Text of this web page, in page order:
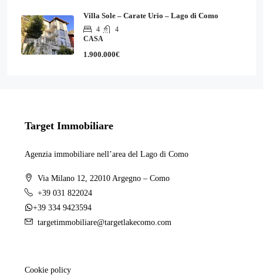
Villa Sole – Carate Urio – Lago di Como
4
4
CASA
1.900.000€
Target Immobiliare
Agenzia immobiliare nell’area del Lago di Como
Via Milano 12, 22010 Argegno – Como
+39 031 822024
+39 334 9423594
targetimmobiliare@targetlakecomo.com
Cookie policy